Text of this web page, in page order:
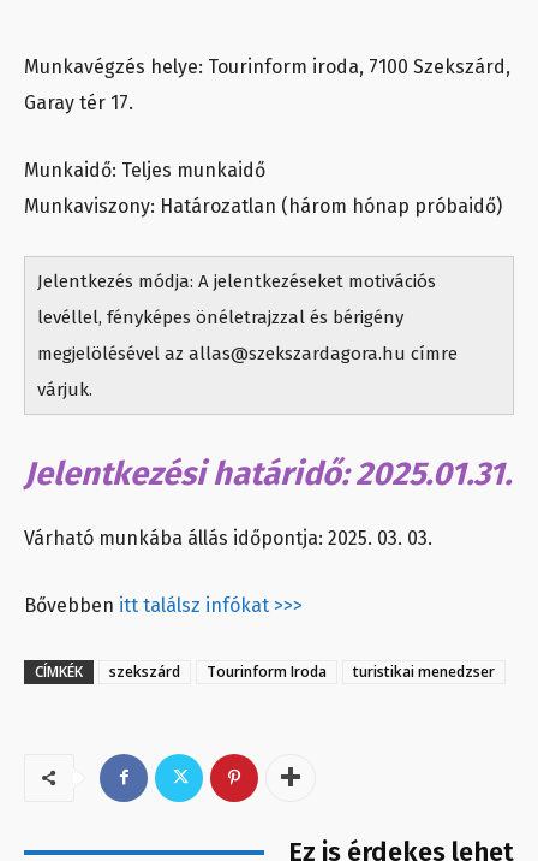
Munkavégzés helye: Tourinform iroda, 7100 Szekszárd,
Garay tér 17.
Munkaidő: Teljes munkaidő
Munkaviszony: Határozatlan (három hónap próbaidő)
Jelentkezés módja: A jelentkezéseket motivációs
levéllel, fényképes önéletrajzzal és bérigény
megjelölésével az allas@szekszardagora.hu címre
várjuk.
Jelentkezési határidő: 2025.01.31.
Várható munkába állás időpontja: 2025. 03. 03.
Bővebben itt találsz infókat >>>
CÍMKÉK szekszárd Tourinform Iroda turistikai menedzser
Ez is érdekes lehet